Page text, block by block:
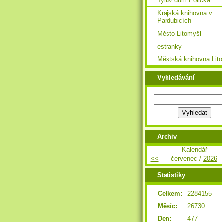
Krajská knihovna v
Pardubicích
Město Litomyšl
estranky
Městská knihovna
Vyhledávání
Archiv
Kalendář
<<
červenec / 2026
Statistiky
Celkem:
2284155
Měsíc:
26730
Den:
477